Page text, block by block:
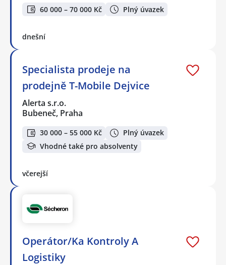
60 000 – 70 000 Kč Plný úvazek
dnešní
Specialista prodeje na
prodejně T-Mobile Dejvice
Alerta s.r.o.
Bubeneč, Praha
30 000 – 55 000 Kč
Plný úvazek
Vhodné také pro absolventy
včerejší
Operátor/Ka Kontroly A
Logistiky